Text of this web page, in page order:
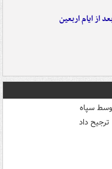
از ایام اربعین
سپاه
داد